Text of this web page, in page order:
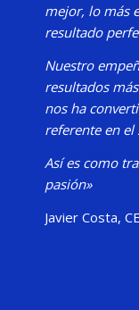
mejor, lo más
resultado
Nuestro
resultados
nos ha
referente en el
Así es como
pasión»
Javier Costa,